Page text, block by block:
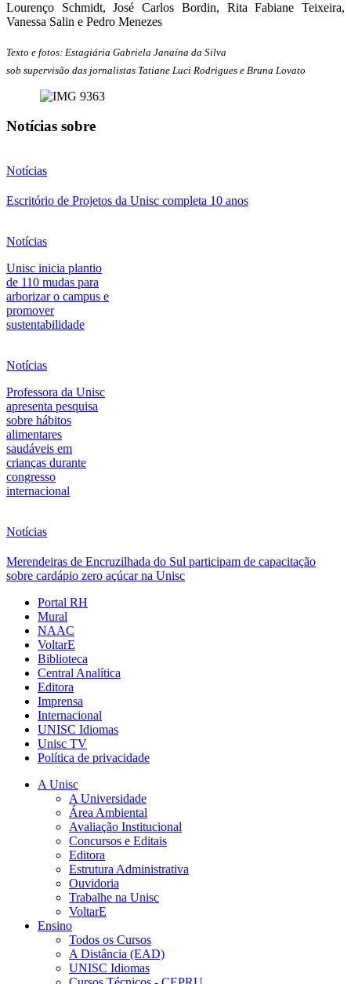
Lourenço Schmidt, José Carlos Bordin, Rita Fabiane Teixeira,
Vanessa Salin e Pedro Menezes
Texto e fotos: Estagiária Gabriela Janaína da Silva
sob supervisão das jornalistas Tatiane Luci Rodrigues e Bruna Lovato
Notícias sobre
Notícias
Escritório de Projetos da Unisc completa 10 anos
Notícias
Unisc inicia plantio
de 110 mudas para
arborizar o campus e
promover
sustentabilidade
Notícias
Professora da Unisc
apresenta pesquisa
sobre hábitos
alimentares
saudáveis em
crianças durante
congresso
internacional
Notícias
Merendeiras de Encruzilhada do Sul participam de capacitação
sobre cardápio zero açúcar na Unisc
Portal RH
Mural
NAAC
VoltarE
Biblioteca
Central Analítica
Editora
Imprensa
Internacional
UNISC Idiomas
Unisc TV
Política de privacidade
A Unisc
A Universidade
Área Ambiental
Avaliação Institucional
Concursos e Editais
Editora
Estrutura Administrativa
Ouvidoria
Trabalhe na Unisc
VoltarE
Ensino
Todos os Cursos
A Distância (EAD)
UNISC Idiomas